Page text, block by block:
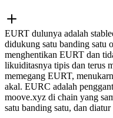
EURT dulunya adalah
didukung satu banding satu
menghentikan EURT dan
likuiditasnya tipis dan terus
memegang EURT,
akal. EURC adalah
moove.xyz di chain yang
satu banding satu, dan